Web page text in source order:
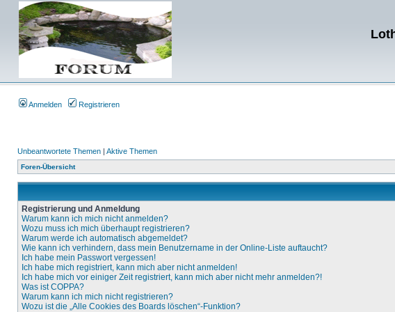
Anmelden Registrieren
Unbeantwortete Themen | Aktive Themen
Foren-Übersicht
Registrierung und Anmeldung
Warum kann ich mich nicht anmelden?
Wozu muss ich mich überhaupt registrieren?
Warum werde ich automatisch abgemeldet?
Wie kann ich verhindern, dass mein Benutzername in der Online-Liste auftaucht?
Ich habe mein Passwort vergessen!
Ich habe mich registriert, kann mich aber nicht anmelden!
Ich habe mich vor einiger Zeit registriert, kann mich aber nicht mehr anmelden?!
Was ist COPPA?
Warum kann ich mich nicht registrieren?
Wozu ist die „Alle Cookies des Boards löschen“-Funktion?